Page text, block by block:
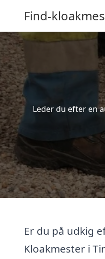
Find-
Leder du efter en
Er du på udkig
Kloakmester i